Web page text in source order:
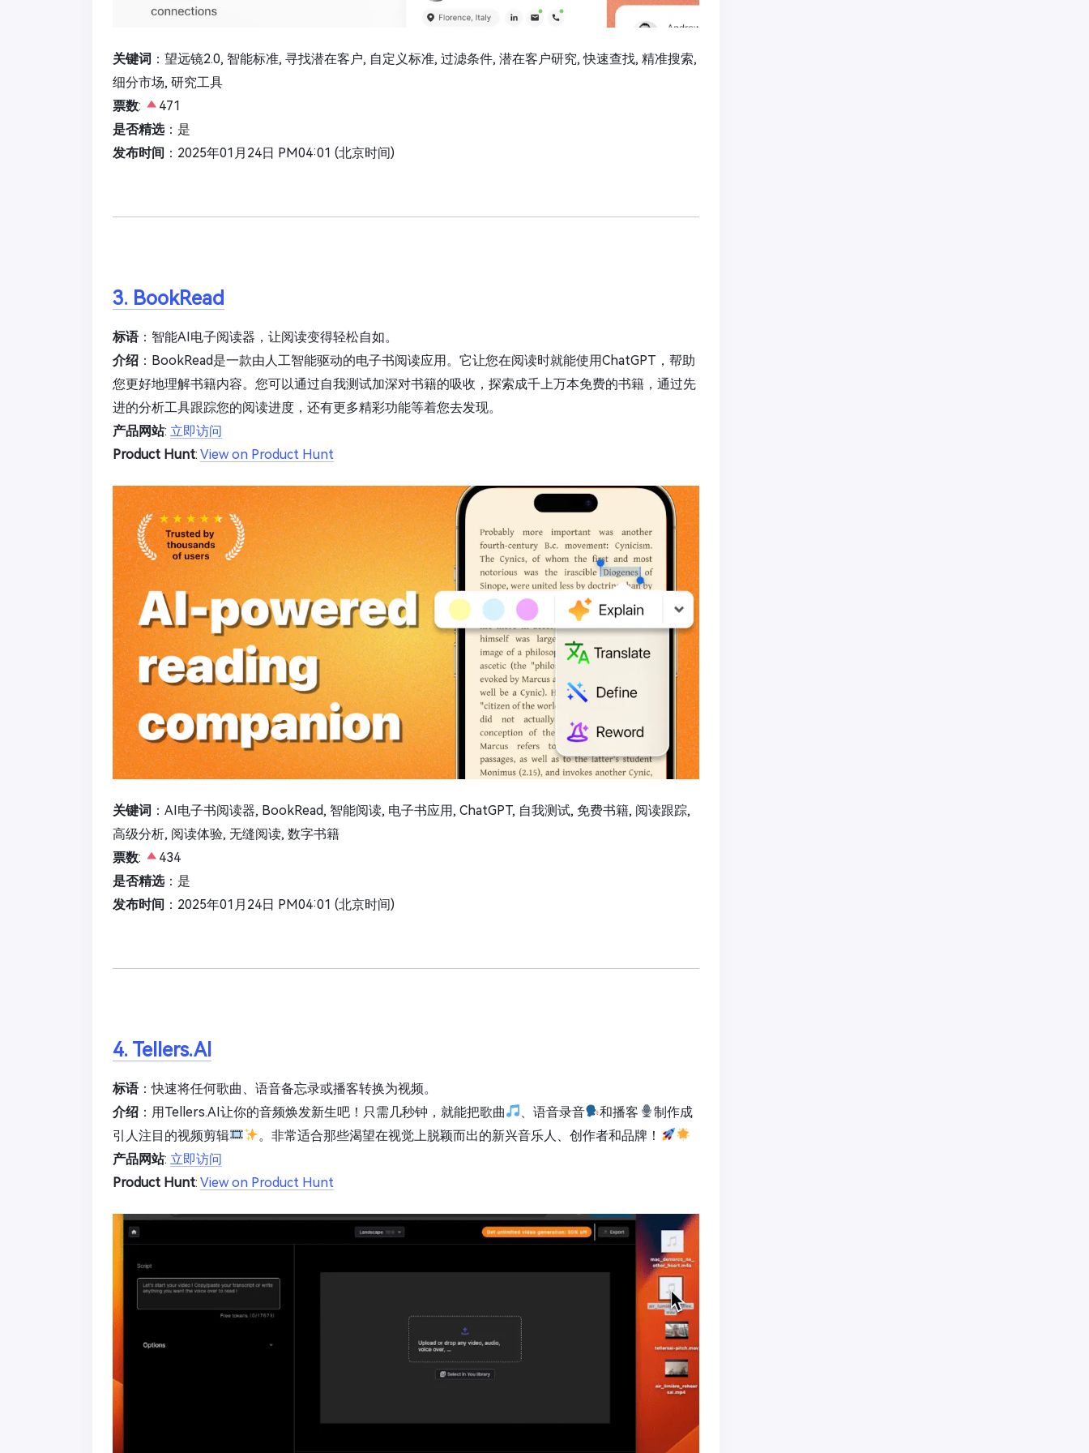
关键词 ：望远镜2.0, 智能标准, 寻找潜在客户, 自定义标准, 过滤条件, 潜在客户研究, 快速查找, 精准搜索,
细分市场, 研究工具
票数:
471
是否精选：是
发布时间 ：2025年01月24日 PM04:01 (北京时间)
3. BookRead
标语：智能AI电子阅读器，让阅读变得轻松自如。
介绍 ：BookRead是一款由人工智能驱动的电子书阅读应用。它让您在阅读时就能使用ChatGPT，帮助
您更好地理解书籍内容。您可以通过自我测试加深对书籍的吸收，探索成千上万本免费的书籍，通过先
进的分析工具跟踪您的阅读进度，还有更多精彩功能等着您去发现。
产品网站: 立即访问
Product Hunt: View on Product Hunt
关键词 ：AI电子书阅读器, BookRead, 智能阅读, 电子书应用, ChatGPT, 自我测试, 免费书籍, 阅读跟踪,
高级分析, 阅读体验, 无缝阅读, 数字书籍
票数:
434
是否精选：是
发布时间 ：2025年01月24日 PM04:01 (北京时间)
4. Tellers.AI
标语：快速将任何歌曲、语音备忘录或播客转换为视频。
介绍 ：用Tellers.AI让你的音频焕发新生吧！只需几秒钟，就能把歌曲 、语音录音 和播客
制作成
引人注目的视频剪辑
。非常适合那些渴望在视觉上脱颖而出的新兴音乐人、创作者和品牌！
产品网站: 立即访问
Product Hunt: View on Product Hunt